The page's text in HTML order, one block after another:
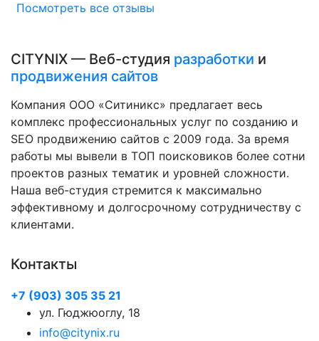
Посмотреть все отзывы
CITYNIX — Веб-студия разработки и
продвижения сайтов
Компания ООО «Ситиникс» предлагает весь
комплекс профессиональных услуг по созданию и
SEO продвижению сайтов с 2009 года. За время
работы мы вывели в ТОП поисковиков более сотни
проектов разных тематик и уровней сложности.
Наша веб-студия стремится к максимально
эффективному и долгосрочному сотрудничеству с
клиентами.
Контакты
+7 (903) 305 35 21
ул. Гюджюоглу, 18
info@citynix.ru